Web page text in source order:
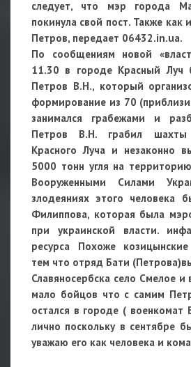
следует, что мэр города
покинула свой пост. Также как
Петров, передает 06432.in.ua.
По сообщениям новой
11.30 в городе Красный Луч
Петров В.Н., который
формирование из 70
занимался грабежами и
Петров В.Н. грабил
Красного Луча и незаконно
5000 тонн угля на
Вооруженными Силами
злодеяниях этого человека
Филиппова, которая была
при украинской власти.
ресурса Похоже козицынские
тем что отряд Бати
Славяносербска село Смелое и
мало бойцов что с самим
остался в городе ( военкомат
лично поскольку в сентябре
уважаю его как человека и